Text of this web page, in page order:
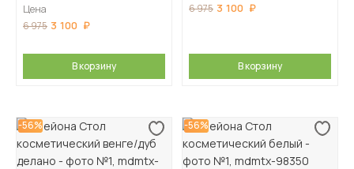
Цена
6 975 3 100
В корзину
6 975 3 100
В корзину
-56% -56%